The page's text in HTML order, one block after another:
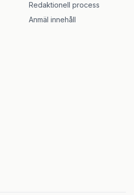
Redaktionell process
Anmäl innehåll